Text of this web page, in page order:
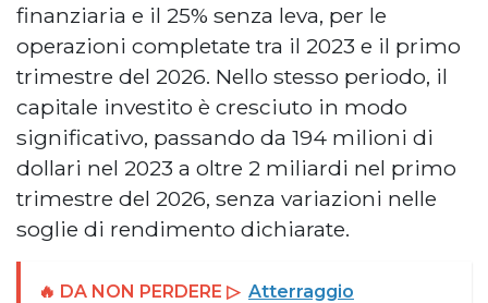
finanziaria e il 25% senza leva, per le
operazioni completate tra il 2023 e il primo
trimestre del 2026. Nello stesso periodo, il
capitale investito è cresciuto in modo
significativo, passando da 194 milioni di
dollari nel 2023 a oltre 2 miliardi nel primo
trimestre del 2026, senza variazioni nelle
soglie di rendimento dichiarate.
🔥 DA NON PERDERE ▷ Atterraggio